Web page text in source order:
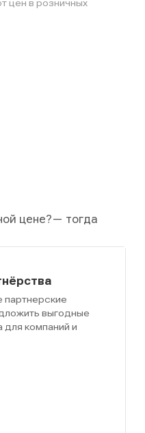
цен в розничных
цене?— тогда
выгодные
для компаний и